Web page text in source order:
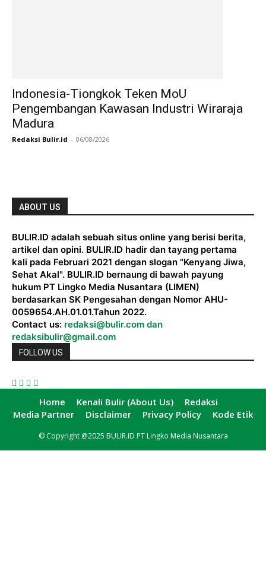
Indonesia-Tiongkok Teken MoU
Pengembangan Kawasan Industri Wiraraja
Madura
Redaksi Bulir.id - 06/08/2026
ABOUT US
BULIR.ID adalah sebuah situs online yang berisi berita,
artikel dan opini. BULIR.ID hadir dan tayang pertama
kali pada Februari 2021 dengan slogan "Kenyang Jiwa,
Sehat Akal". BULIR.ID bernaung di bawah payung
hukum PT Lingko Media Nusantara (LIMEN)
berdasarkan SK Pengesahan dengan Nomor AHU-
0059654.AH.01.01.Tahun 2022.
Contact us: redaksi@bulir.com dan
redaksibulir@gmail.com
FOLLOW US
Home Kenali Bulir (About Us)
Redaksi
Media Partner
Disclaimer Privacy Policy Kode Etik
© Copyright @2025 BULIR.ID PT Lingko Media Nusantara